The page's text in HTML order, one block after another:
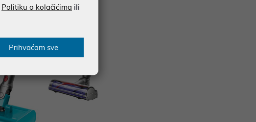
Politiku o kolačićima ili
Prihvaćam sve